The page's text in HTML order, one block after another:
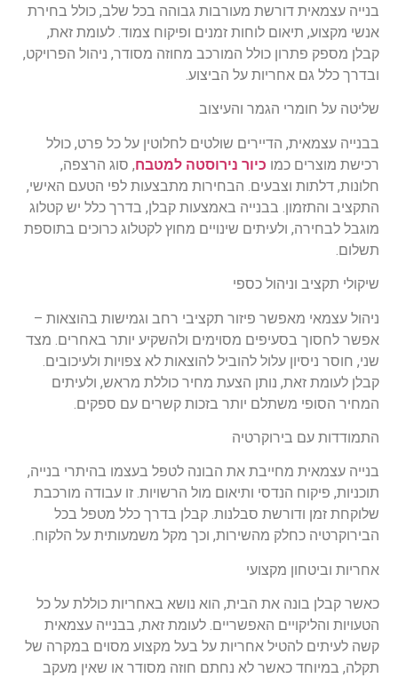
בנייה עצמאית דורשת מעורבות גבוהה בכל שלב, כולל בחירת
אנשי מקצוע, תיאום לוחות זמנים ופיקוח צמוד. לעומת זאת,
קבלן מספק פתרון כולל המורכב מחוזה מסודר, ניהול הפרויקט,
ובדרך כלל גם אחריות על הביצוע.
שליטה על חומרי הגמר והעיצוב
בבנייה עצמאית, הדיירים שולטים לחלוטין על כל פרט, כולל
רכישת מוצרים כמו כיור נירוסטה למטבח, סוג הרצפה,
חלונות, דלתות וצבעים. הבחירות מתבצעות לפי הטעם האישי,
התקציב והתזמון. בבנייה באמצעות קבלן, בדרך כלל יש קטלוג
מוגבל לבחירה, ולעיתים שינויים מחוץ לקטלוג כרוכים בתוספת
תשלום.
שיקולי תקציב וניהול כספי
ניהול עצמאי מאפשר פיזור תקציבי רחב וגמישות בהוצאות –
אפשר לחסוך בסעיפים מסוימים ולהשקיע יותר באחרים. מצד
שני, חוסר ניסיון עלול להוביל להוצאות לא צפויות ולעיכובים.
קבלן לעומת זאת, נותן הצעת מחיר כוללת מראש, ולעיתים
המחיר הסופי משתלם יותר בזכות קשרים עם ספקים.
התמודדות עם בירוקרטיה
בנייה עצמאית מחייבת את הבונה לטפל בעצמו בהיתרי בנייה,
תוכניות, פיקוח הנדסי ותיאום מול הרשויות. זו עבודה מורכבת
שלוקחת זמן ודורשת סבלנות. קבלן בדרך כלל מטפל בכל
הבירוקרטיה כחלק מהשירות, וכך מקל משמעותית על הלקוח.
אחריות וביטחון מקצועי
כאשר קבלן בונה את הבית, הוא נושא באחריות כוללת על כל
הטעויות והליקויים האפשריים. לעומת זאת, בבנייה עצמאית
קשה לעיתים להטיל אחריות על בעל מקצוע מסוים במקרה של
תקלה, במיוחד כאשר לא נחתם חוזה מסודר או שאין מעקב